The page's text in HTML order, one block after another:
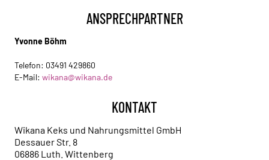
ANSPRECHPARTNER
Yvonne Böhm
Telefon: 03491 429860
E-Mail: wikana@wikana.de
KONTAKT
Wikana Keks und Nahrungsmittel GmbH
Dessauer Str. 8
06886 Luth. Wittenberg